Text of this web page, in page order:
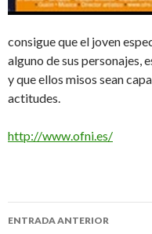
consigue que el joven
alguno de sus personajes,
y que ellos misos sean
actitudes.
http://www.ofni.es/
Navegación
ENTRADA ANTERIOR